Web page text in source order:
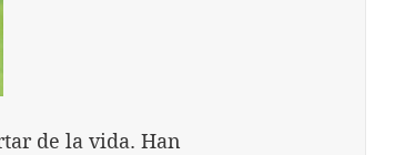
de la vida. Han